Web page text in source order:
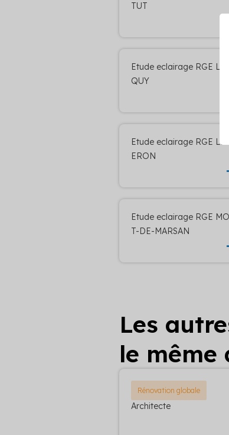
TUT
Etude eclairage RGE LAC
QUY
Etude eclairage RGE
ERON
Etude eclairage RGE
T-DE-MARSAN
Les
le même
Rénovation globale
Architecte